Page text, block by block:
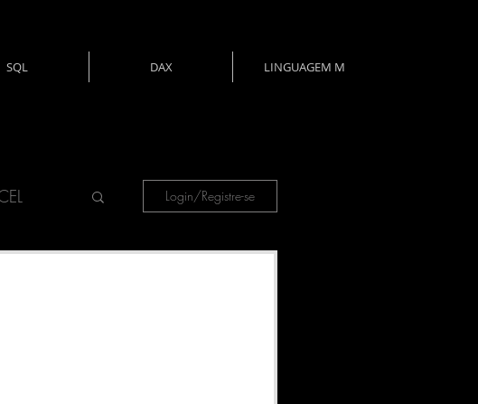
SQL DAX LINGUAGEM M
Login/Registre-se